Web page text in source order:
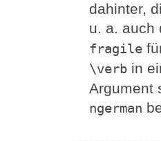
dahinter,
u. a. auch
fragile
\verb in
Argument
ngerman